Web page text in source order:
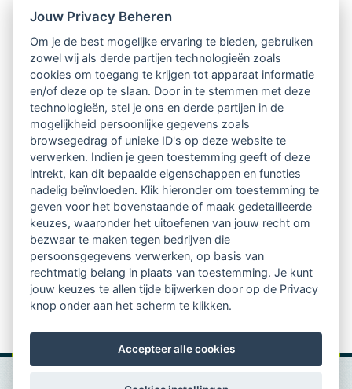
Intervisie met geregistreerde vakgenoten
Netwerk van 2100 professionals in 14
regio's
Vindbaar voor opdrachtgevers
Tijdschrift voor
Begeleidingskunde & kennisbank
Beroepsregistratie (LVSC keurmerk)
Lid worden van LVSC
Jouw Privacy Beheren
Om je de best mogelijke ervaring te bieden, gebruiken
zowel wij als derde partijen technologieën zoals
cookies om toegang te krijgen tot apparaat informatie
en/of deze op te slaan. Door in te stemmen met deze
technologieën, stel je ons en derde partijen in de
mogelijkheid persoonlijke gegevens zoals
browsegedrag of unieke ID's op deze website te
verwerken. Indien je geen toestemming geeft of deze
intrekt, kan dit bepaalde eigenschappen en functies
nadelig beïnvloeden. Klik hieronder om toestemming te
geven voor het bovenstaande of maak gedetailleerde
keuzes, waaronder het uitoefenen van jouw recht om
bezwaar te maken tegen bedrijven die
persoonsgegevens verwerken, op basis van
rechtmatig belang in plaats van toestemming. Je kunt
jouw keuzes te allen tijde bijwerken door op de Privacy
knop onder aan het scherm te klikken.
Accepteer alle cookies